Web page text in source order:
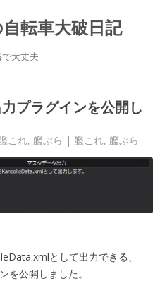
転車大破日記
大丈夫
プラグインを公開し
これ, 艦ぶら | 艦これ, 艦ぶら
として出力できる、
を公開しました。